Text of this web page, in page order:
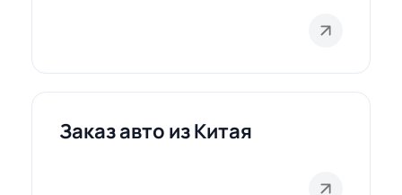
Заказ авто из Китая